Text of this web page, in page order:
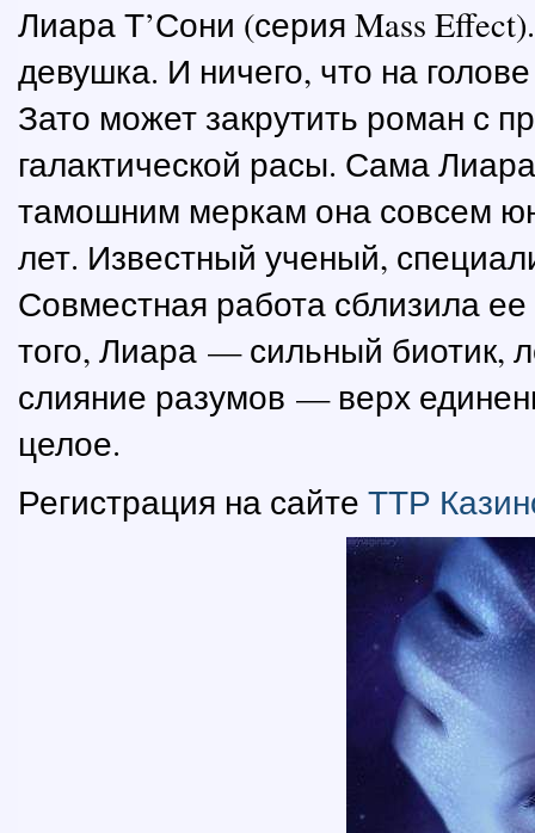
Лиара Т’Сони (серия Mass
девушка. И ничего, что на
Зато может закрутить роман с
галактической расы. Сама
тамошним меркам она совсем
лет. Известный ученый,
Совместная работа сблизила
того, Лиара — сильный биотик,
слияние разумов — верх
целое.
Регистрация на сайте ТТР